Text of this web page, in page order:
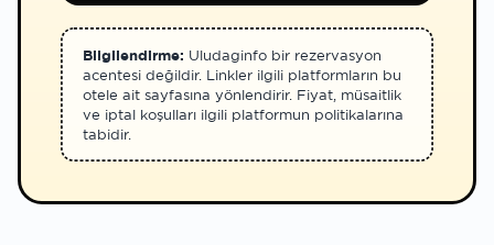
Bilgilendirme: Uludaginfo bir rezervasyon
acentesi değildir. Linkler ilgili platformların bu
otele ait sayfasına yönlendirir. Fiyat, müsaitlik
ve iptal koşulları ilgili platformun politikalarına
tabidir.